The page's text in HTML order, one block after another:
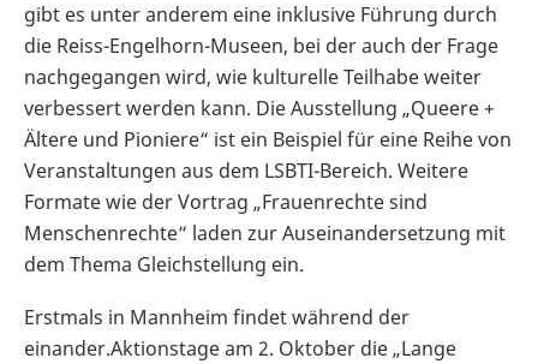
gibt es unter anderem eine inklusive Führung durch
die Reiss-Engelhorn-Museen, bei der auch der Frage
nachgegangen wird, wie kulturelle Teilhabe weiter
verbessert werden kann. Die Ausstellung „Queere +
Ältere und Pioniere“ ist ein Beispiel für eine Reihe von
Veranstaltungen aus dem LSBTI-Bereich. Weitere
Formate wie der Vortrag „Frauenrechte sind
Menschenrechte“ laden zur Auseinandersetzung mit
dem Thema Gleichstellung ein.
Erstmals in Mannheim findet während der
einander.Aktionstage am 2. Oktober die „Lange